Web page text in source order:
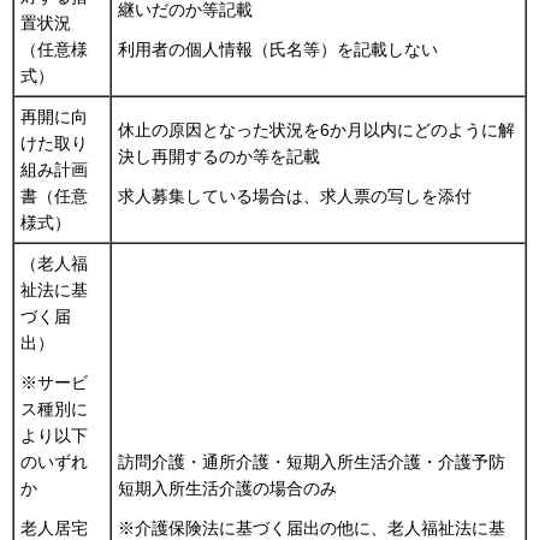
置状況
（任意様
式）
継いだのか等記載
利用者の個人情報（氏名等）を記載しない
再開に向
けた取り
組み計画
書（任意
様式）
休止の原因となった状況を6か月以内にどのように解
決し再開するのか等を記載
求人募集している場合は、求人票の写しを添付
（老人福
祉法に基
づく届
出）
※サービ
ス種別に
より以下
のいずれ
か
老人居宅
訪問介護・通所介護・短期入所生活介護・介護予防
短期入所生活介護の場合のみ
※介護保険法に基づく届出の他に、老人福祉法に基